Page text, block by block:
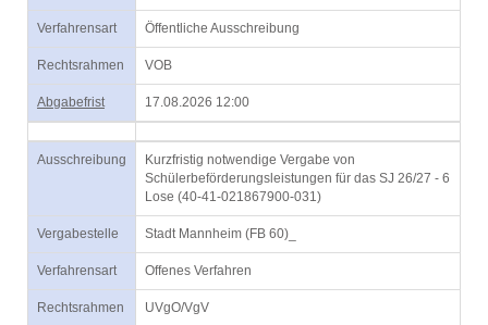
Verfahrensart Öffentliche Ausschreibung
Rechtsrahmen VOB
Abgabefrist 17.08.2026 12:00
Ausschreibung
Kurzfristig notwendige Vergabe von
Schülerbeförderungsleistungen für das SJ 26/27 - 6
Lose (40-41-021867900-031)
Vergabestelle Stadt Mannheim (FB 60)_
Verfahrensart Offenes Verfahren
Rechtsrahmen UVgO/VgV